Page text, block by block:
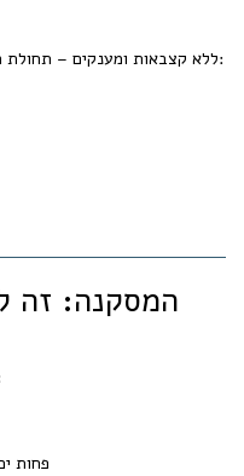
ללא קצבאות ומענקים – תחולת העוני הייתה מזנקת ל־31.5%.אבל קצבאות:
המסקנה: זה
פחות